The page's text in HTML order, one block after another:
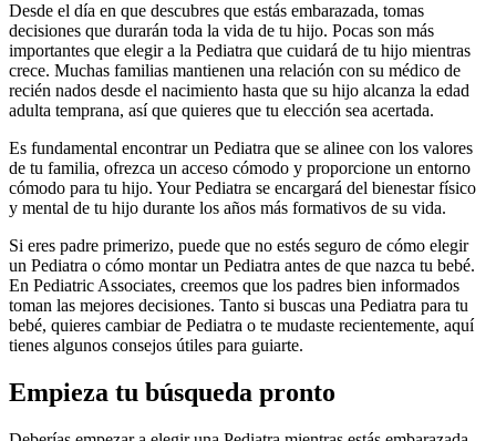
Desde el día en que descubres que estás embarazada, tomas
decisiones que durarán toda la vida de tu hijo. Pocas son más
importantes que elegir a la Pediatra que cuidará de tu hijo mientras
crece. Muchas familias mantienen una relación con su médico de
recién nados desde el nacimiento hasta que su hijo alcanza la edad
adulta temprana, así que quieres que tu elección sea acertada.
Es fundamental encontrar un Pediatra que se alinee con los valores
de tu familia, ofrezca un acceso cómodo y proporcione un entorno
cómodo para tu hijo. Your Pediatra se encargará del bienestar físico
y mental de tu hijo durante los años más formativos de su vida.
Si eres padre primerizo, puede que no estés seguro de cómo elegir
un Pediatra o cómo montar un Pediatra antes de que nazca tu bebé.
En Pediatric Associates, creemos que los padres bien informados
toman las mejores decisiones. Tanto si buscas una Pediatra para tu
bebé, quieres cambiar de Pediatra o te mudaste recientemente, aquí
tienes algunos consejos útiles para guiarte.
Empieza tu búsqueda pronto